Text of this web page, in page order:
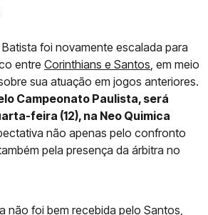
Batista foi novamente escalada para
entre Corinthians e Santos, em meio
sua atuação em jogos anteriores.
Campeonato Paulista, será
feira (12), na Neo Quimica
não apenas pelo confronto
pela presença da árbitra no
não foi bem recebida pelo Santos,